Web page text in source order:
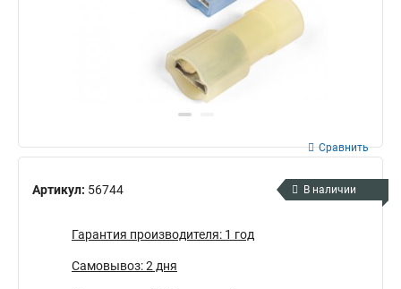
Артикул: 56744
Сравнить
В наличии
Гарантия производителя: 1 год
Самовывоз: 2 дня